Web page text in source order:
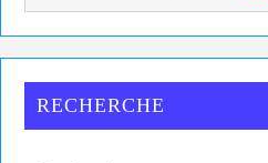
RECHERCHE